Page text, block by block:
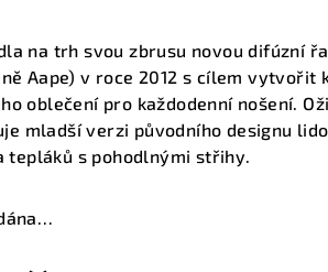
na trh svou zbrusu novou difúzní
Aape) v roce 2012 s cílem vytvořit
oblečení pro každodenní nošení.
mladší verzi původního designu
tepláků s pohodlnými střihy.